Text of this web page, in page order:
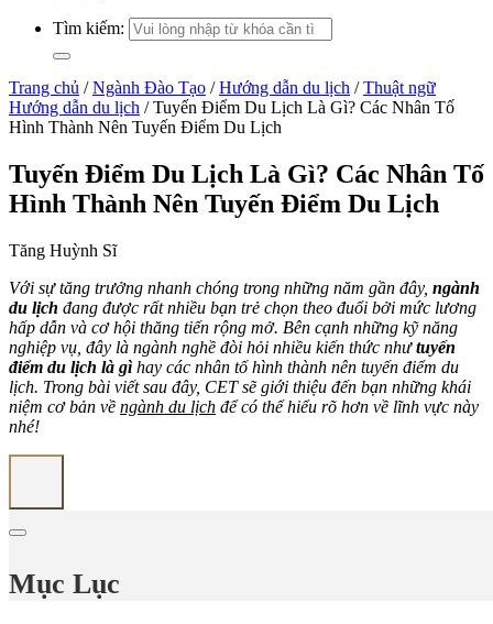
Tìm kiếm:
Trang chủ / Ngành Đào Tạo / Hướng dẫn du lịch / Thuật ngữ
Hướng dẫn du lịch / Tuyến Điểm Du Lịch Là Gì? Các Nhân Tố
Hình Thành Nên Tuyến Điểm Du Lịch
Tuyến Điểm Du Lịch Là Gì? Các Nhân Tố
Hình Thành Nên Tuyến Điểm Du Lịch
Tăng Huỳnh Sĩ
Với sự tăng trưởng nhanh chóng trong những năm gần đây, ngành
du lịch đang được rất nhiều bạn trẻ chọn theo đuổi bởi mức lương
hấp dẫn và cơ hội thăng tiến rộng mở. Bên cạnh những kỹ năng
nghiệp vụ, đây là ngành nghề đòi hỏi nhiều kiến thức nhưtuyến
điểm du lịch là gì hay các nhân tố hình thành nên tuyến điểm du
lịch. Trong bài viết sau đây, CET sẽ giới thiệu đến bạn những khái
niệm cơ bản về ngành du lịch để có thểhiểu rõ hơn về lĩnh vực này
nhé!
Mục Lục